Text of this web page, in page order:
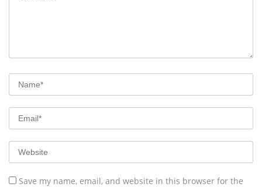
Save my name, email, and website in this browser for the